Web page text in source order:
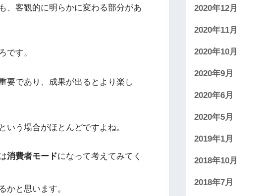
、客観的に明らかに変わる部分があ
です。
要であり、成果が出るとより楽し
う場合がほとんどですよね。
消費者モードになって考えてみてく
かと思います。
2020年12月
2020年11月
2020年10月
2020年9月
2020年6月
2020年5月
2019年1月
2018年10月
2018年7月